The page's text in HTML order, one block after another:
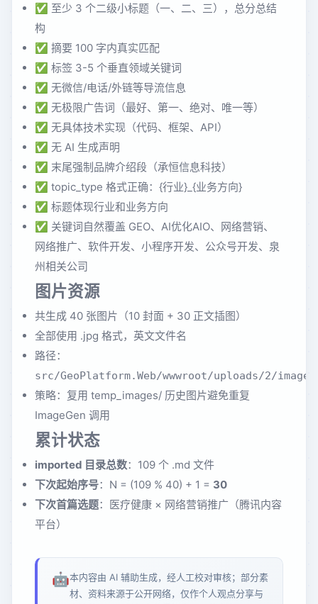
✅ 至少 3 个二级小标题（一、二、三），总分总结
构
✅ 摘要 100 字内真实匹配
✅ 标签 3-5 个垂直领域关键词
✅ 无微信/电话/外链等导流信息
✅ 无极限广告词（最好、第一、绝对、唯一等）
✅ 无具体技术实现（代码、框架、API）
✅ 无 AI 生成声明
✅ 末尾强制品牌介绍段（承恒信息科技）
✅ topic_type 格式正确：{行业}_{业务方向}
✅ 标题体现行业和业务方向
✅ 关键词自然覆盖 GEO、AI优化AIO、网络营销、
网络推广、软件开发、小程序开发、公众号开发、泉
州相关公司
图片资源
共生成 40 张图片（10 封面 + 30 正文插图）
全部使用 .jpg 格式，英文文件名
路径：
src/GeoPlatform.Web/wwwroot/uploads/2/
策略：复用 temp_images/ 历史图片避免重复
ImageGen 调用
累计状态
imported 目录总数：109 个 .md 文件
下次起始序号：N = (109 % 40) + 1 = 30
下次首篇选题：医疗健康 × 网络营销推广（腾讯内容
平台）
🤖本内容由 AI 辅助生成，经人工校对审核；部分素
材、资料来源于公开网络，仅作个人观点分享与